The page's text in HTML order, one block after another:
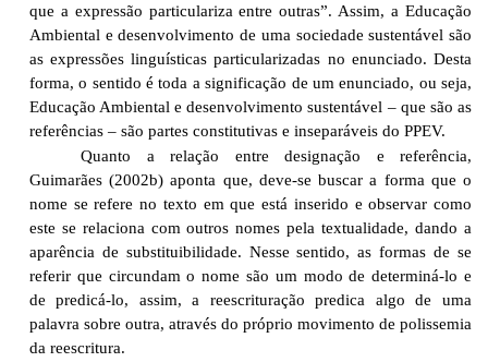
que a expressão particulariza entre outras”. Assim, a Educação
Ambiental e desenvolvimento de uma sociedade sustentável são
as expressões linguísticas particularizadas no enunciado. Desta
forma, o sentido é toda a significação de um enunciado, ou seja,
Educação Ambiental e desenvolvimento sustentável – que são as
referências – são partes constitutivas e inseparáveis do PPEV.
Quanto a relação entre designação e referência,
Guimarães (2002b) aponta que, deve-se buscar a forma que o
nome se refere no texto em que está inserido e observar como
este se relaciona com outros nomes pela textualidade, dando a
aparência de substituibilidade. Nesse sentido, as formas de se
referir que circundam o nome são um modo de determiná-lo e
de predicá-lo, assim, a reescrituração predica algo de uma
palavra sobre outra, através do próprio movimento de polissemia
da reescritura.